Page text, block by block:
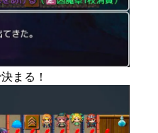
まる！